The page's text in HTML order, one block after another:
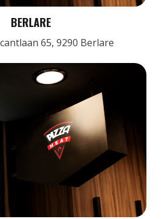
BERLARE
65, 9290 Berlare